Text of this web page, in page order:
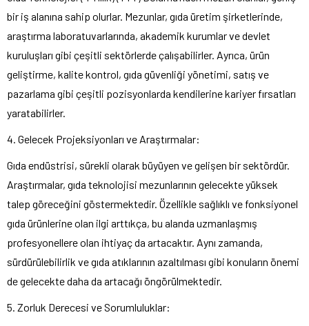
bir iş alanına sahip olurlar. Mezunlar, gıda üretim şirketlerinde,
araştırma laboratuvarlarında, akademik kurumlar ve devlet
kuruluşları gibi çeşitli sektörlerde çalışabilirler. Ayrıca, ürün
geliştirme, kalite kontrol, gıda güvenliği yönetimi, satış ve
pazarlama gibi çeşitli pozisyonlarda kendilerine kariyer fırsatları
yaratabilirler.
4. Gelecek Projeksiyonları ve Araştırmalar:
Gıda endüstrisi, sürekli olarak büyüyen ve gelişen bir sektördür.
Araştırmalar, gıda teknolojisi mezunlarının gelecekte yüksek
talep göreceğini göstermektedir. Özellikle sağlıklı ve fonksiyonel
gıda ürünlerine olan ilgi arttıkça, bu alanda uzmanlaşmış
profesyonellere olan ihtiyaç da artacaktır. Aynı zamanda,
sürdürülebilirlik ve gıda atıklarının azaltılması gibi konuların önemi
de gelecekte daha da artacağı öngörülmektedir.
5. Zorluk Derecesi ve Sorumluluklar: